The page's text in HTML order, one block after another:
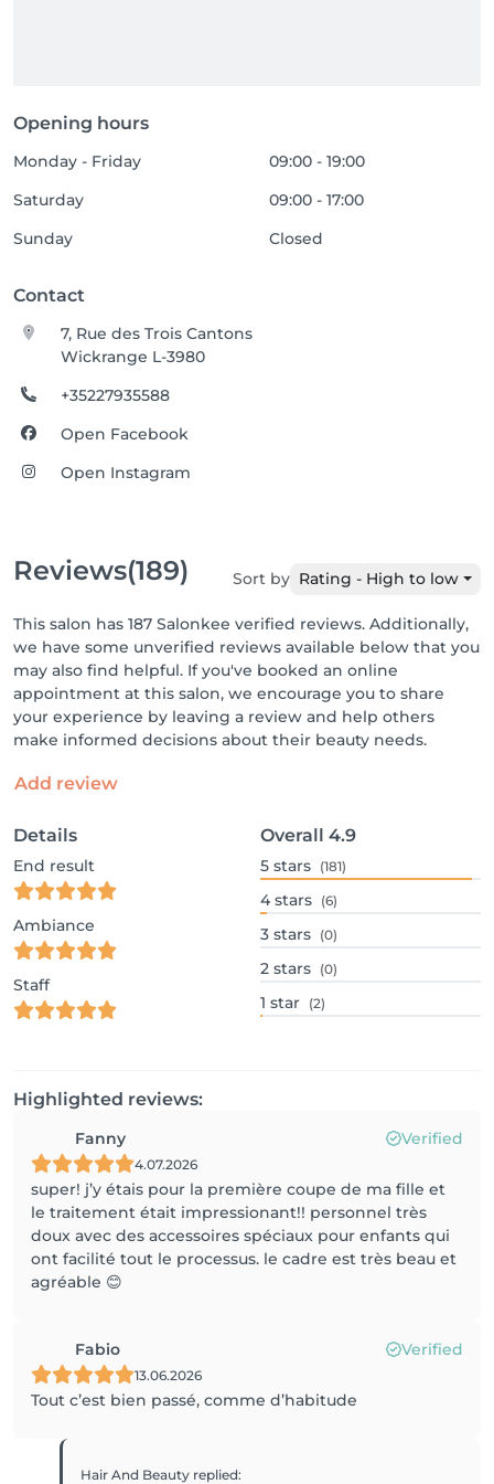
Opening hours
Monday - Friday
09:00 - 19:00
Saturday
09:00 - 17:00
Sunday
Closed
Contact
7, Rue des Trois Cantons
Wickrange L-3980
+35227935588
Open Facebook
Open Instagram
Reviews(189) Sort by Rating - High to low
This salon has 187 Salonkee verified reviews. Additionally,
we have some unverified reviews available below that you
may also find helpful. If you've booked an online
appointment at this salon, we encourage you to share
your experience by leaving a review and help others
make informed decisions about their beauty needs.
Add review
Details
End result
Ambiance
Staff
Overall 4.9
5 stars (181)
4 stars (6)
3 stars (0)
2 stars (0)
1 star (2)
Highlighted reviews:
Fanny Verified
4.07.2026
super! j’y étais pour la première coupe de ma fille et
le traitement était impressionant!! personnel très
doux avec des accessoires spéciaux pour enfants qui
ont facilité tout le processus. le cadre est très beau et
agréable 😊
Fabio Verified
13.06.2026
Tout c’est bien passé, comme d’habitude
Hair And Beauty replied: